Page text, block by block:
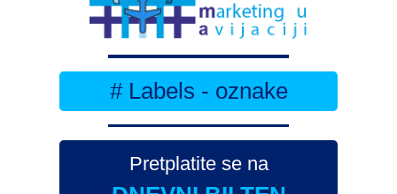
# Labels - oznake
Pretplatite se na